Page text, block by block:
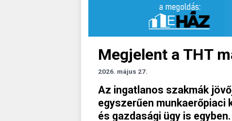
Megjelent a THT
2026. május 27.
Az ingatlanos szakmák
egyszerűen munkaerőpiaci
és gazdasági ügy is